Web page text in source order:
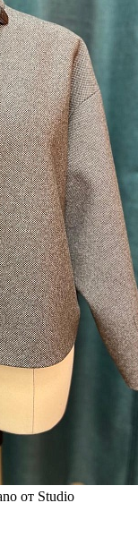
от Studio